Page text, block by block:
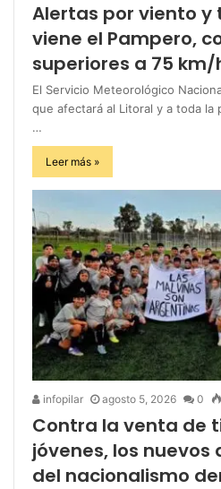
Alertas por viento y
viene el Pampero,
superiores a 75 km/
El Servicio Meteorológico
que afectará al Litoral y a toda la
…
Leer más »
infopilar agosto 5, 2026 0
Contra la venta de
jóvenes, los
del nacionalismo